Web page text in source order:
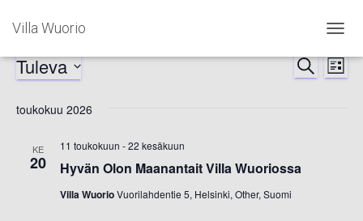
Villa Wuorio
Tapahtumat ETSI
LISTA
Tuleva
päivä.
toukokuu 2026
KE
20 Hyvän Olon Maanantait Villa Wuoriossa
11 toukokuun -22 kesäkuun
Villa WuorioVuorilahdentie 5, Helsinki, Other, Suomi